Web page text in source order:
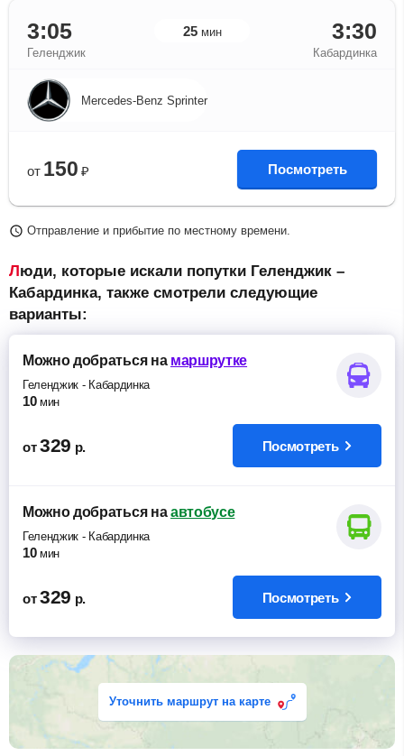
3:05 25 мин 3:30
Геленджик Кабардинка
Mercedes-Benz Sprinter
от 150 ₽ Посмотреть
Отправление и прибытие по местному времени.
Люди, которые искали попутки Геленджик –
Кабардинка, также смотрели следующие
варианты:
Можно добратьсяна маршрутке
Геленджик - Кабардинка
10 мин
от 329 р. Посмотреть
Можно добратьсяна автобусе
Геленджик - Кабардинка
10 мин
от 329 р. Посмотреть
Уточнить маршрут на карте